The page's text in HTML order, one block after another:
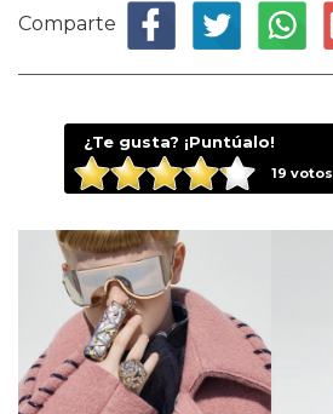
Comparte
¿Te gusta? ¡Puntúalo!
19 votos